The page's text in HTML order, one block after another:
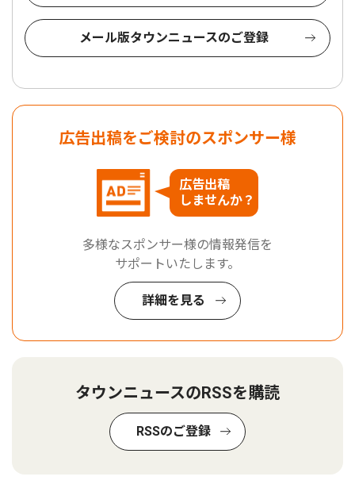
メール版タウンニュースのご登録
広告出稿をご検討のスポンサー様
広告出稿
しませんか？
多様なスポンサー様の情報発信を
サポートいたします。
詳細を見る
タウンニュースのRSSを購読
RSSのご登録